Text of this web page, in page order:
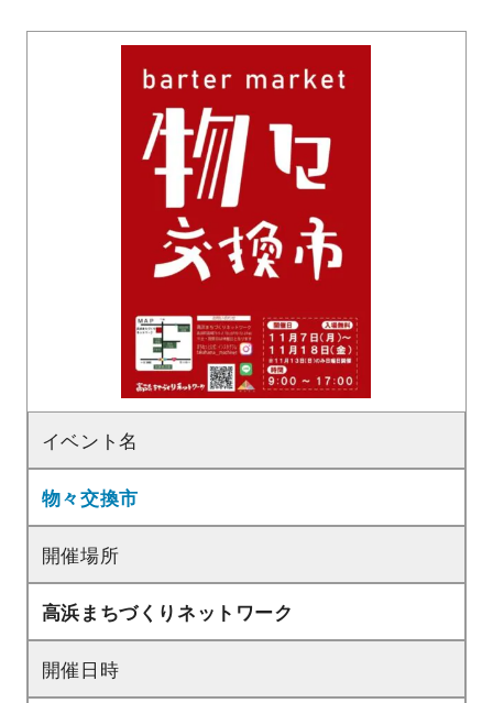
イベント名
物々交換市
開催場所
高浜まちづくりネットワーク
開催日時